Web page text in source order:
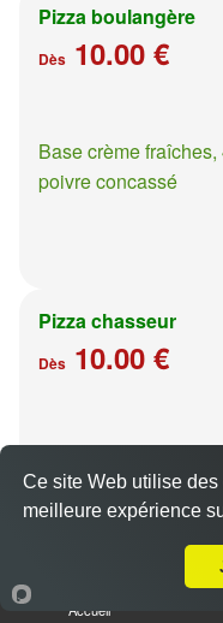
Pizza boulangère
Dès 10.00 €
Base crème
poivre concassé
Pizza chasseur
Dès 10.00 €
pommes de terre
Accueil
Ce site Web utilise
meilleure expérience